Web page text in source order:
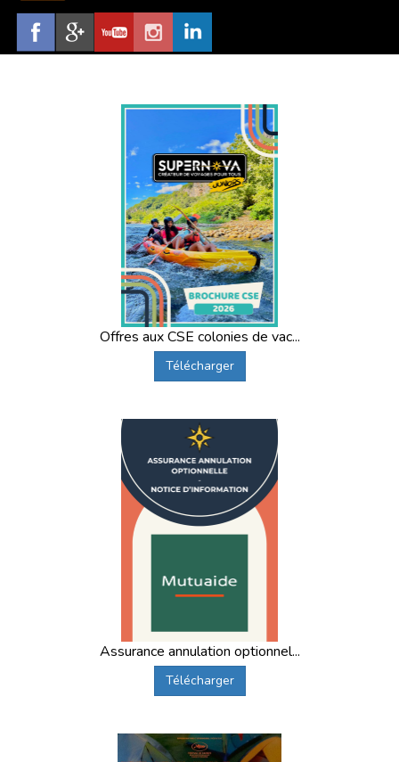
Offres aux CSE colonies de vac...
Télécharger
Assurance annulation optionnel...
Télécharger